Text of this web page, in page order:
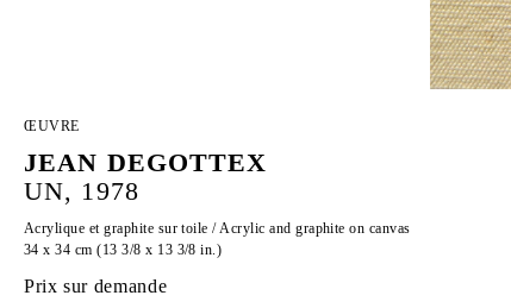
ŒUVRE
JEAN DEGOTTEX
UN, 1978
Acrylique et graphite sur toile / Acrylic and graphite on canvas
34 x 34 cm (13 3/8 x 13 3/8 in.)
Prix sur demande